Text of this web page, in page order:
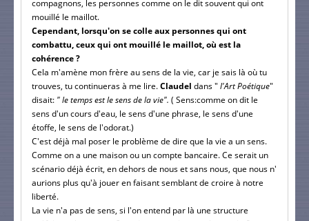
compagnons, les personnes comme on le dit souvent qui ont
mouillé le maillot.
Cependant, lorsqu'on se colle aux personnes qui ont
combattu, ceux qui ont mouillé le maillot, où est la
cohérence ?
Cela m'amène mon frère au sens de la vie, car je sais là où tu
trouves, tu continueras à me lire.Claudel dans " l'Art Poétique"
disait: " le temps est le sens de la vie". ( Sens:comme on dit le
sens d'un cours d'eau, le sens d'une phrase, le sens d'une
étoffe, le sens de l'odorat.)
C'est déjà mal poser le problème de dire que la vie a un sens.
Comme on a une maison ou un compte bancaire. Ce serait un
scénario déjà écrit, en dehors de nous et sans nous, que nous n'
aurions plus qu'à jouer en faisant semblant de croire à notre
liberté.
La vie n'a pas de sens, si l'on entend par là une structure